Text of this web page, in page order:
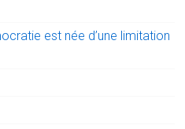
est née d’une limitation